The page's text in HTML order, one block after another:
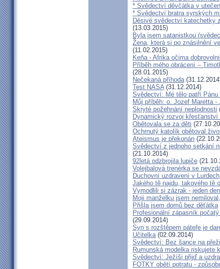
* Svědectví děvčátka v
* Svědectví bratra syrských
Děsivé svědectví katechetky
(13.03.2015)
Byla jsem satanistkou
Žena, která si po znásilnění
(11.02.2015)
Keňa - Afrika očima
Příběh mého obrácení –
(28.01.2015)
Nečekaná příhoda
Test NASA(31.12.2014)
Svědectví: Mé tělo patří
Můj příběh: o. Jozef Maretta
Skryté požehnání neplodnosti
Dynamický rozvoj křesťanství
Obětovala se za děti
Ochrnutý katolík obětoval
Ateismus je překonán
Svědectví z jednoho setkání
(21.10.2014)
92letá odzbrojila lupiče
Volejbalová trenérka se
Duchovní uzdravení v Lurdech
Jakého tě najdu, takového tě
Vymodlili si zázrak - jeden
Moji manželku jsem
Přišla jsem domů bez děťátka
Profesionální zápasník
(29.09.2014)
Syn s rozštěpem páteře je
Učitelka(02.09.2014)
Svědectví: Bez šance na
Rumunská modelka riskujete
Svědectví: Ježíši přijď a
FOTKY obětí potratu -